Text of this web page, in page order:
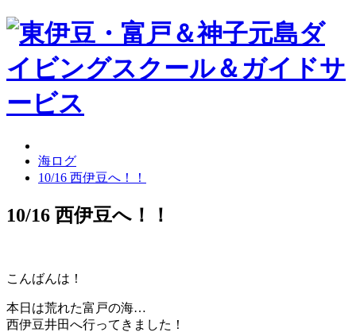
海ログ
10/16 西伊豆へ！！
10/16 西伊豆へ！！
こんばんは！
本日は荒れた富戸の海…
西伊豆井田へ行ってきました！